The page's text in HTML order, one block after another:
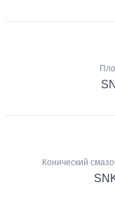
Конический